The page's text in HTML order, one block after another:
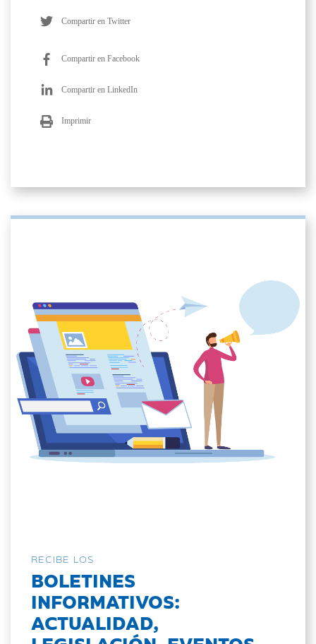
Compartir en Twitter
Compartir en Facebook
Compartir en LinkedIn
Imprimir
RECIBE LOS
BOLETINES
INFORMATIVOS:
ACTUALIDAD,